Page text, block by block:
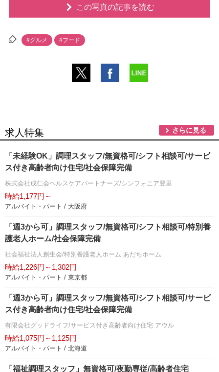
この写真の記事を読む
#グルメ #フード
求人特集 さらに見る
「未経験OK」調理スタッフ/無資格可/シフト相談可/サービ
ス付き高齢者向け住宅/社会保障完備
株式会社成仁会ヘルスケアパートナーズ/シンフォニア豊里
時給1,177円～
アルバイト・パート / 大阪府
「週3から可」調理スタッフ/無資格可/シフト相談可/特別養
護老人ホーム/社会保障完備
社会福祉法人創生会/特別養護老人ホーム あだちホーム
時給1,226円～1,302円
アルバイト・パート / 東京都
「週3から可」調理スタッフ/無資格可/シフト相談可/サービ
ス付き高齢者向け住宅/社会保障完備
有限会社グッドライフ/サービス付き高齢者向け住宅 アウル
時給1,075円～1,125円
アルバイト・パート / 北海道
「福祉調理スタッフ」無資格可/夜勤専従/高齢者住宅